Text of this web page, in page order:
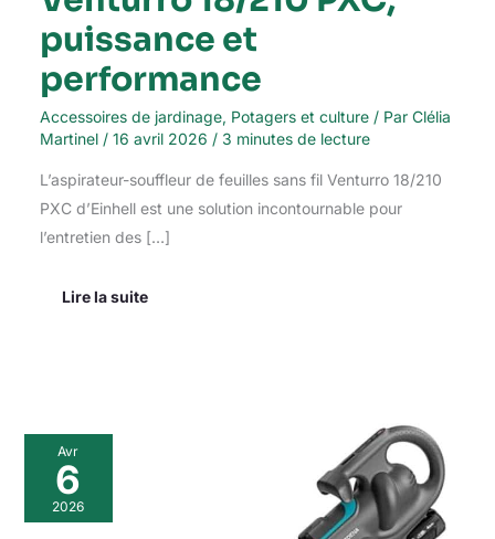
puissance et
performance
Accessoires de jardinage, Potagers et culture/ Par Clélia
Martinel / 16 avril 2026 / 3 minutes de lecture
L’aspirateur-souffleur de feuilles sans fil Venturro 18/210
PXC d’Einhell est une solution incontournable pour
l’entretien des […]
Lire la suite
Avr
6
2026
Test
De
L’aspirateur
Souffleur
Gardena